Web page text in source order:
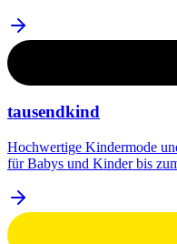
tausendkind
Hochwertige Kindermode
für Babys und Kinder bis